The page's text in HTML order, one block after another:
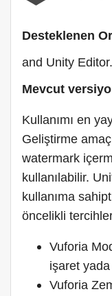
Desteklenen
and Unity Editor.
Mevcut
Kullanımı en
Geliştirme
watermark
kullanılabilir.
kullanıma
öncelikli
Vuforia
işaret
Vuforia